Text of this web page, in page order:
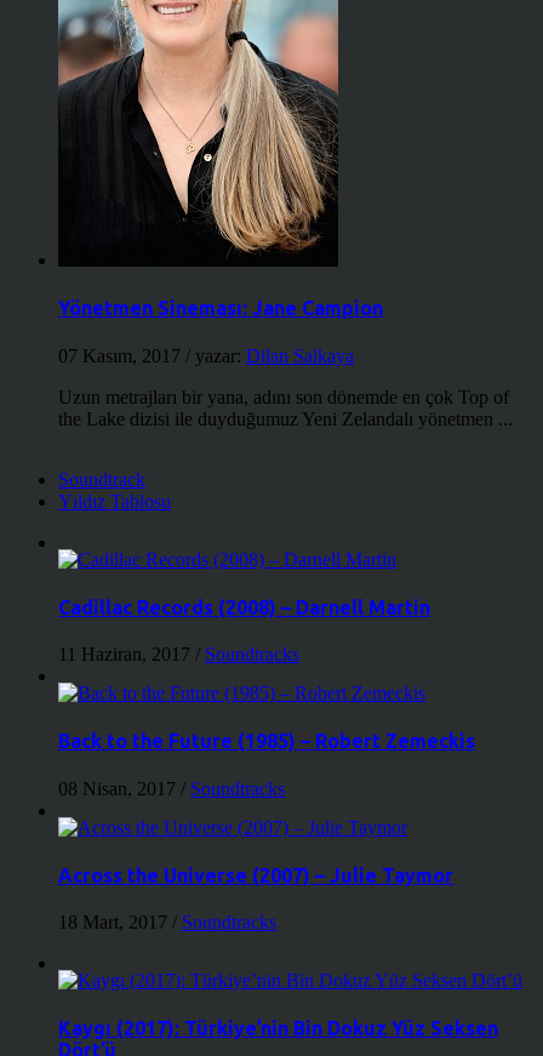
Yönetmen Sineması: Jane Campion
07 Kasım, 2017 / yazar: Dilan Salkaya
Uzun metrajları bir yana, adını son dönemde en çok Top of
the Lake dizisi ile duyduğumuz Yeni Zelandalı yönetmen ...
Soundtrack
Yıldız Tablosu
Cadillac Records (2008) – Darnell Martin
11 Haziran, 2017 / Soundtracks
Back to the Future (1985) – Robert Zemeckis
08 Nisan, 2017 / Soundtracks
Across the Universe (2007) – Julie Taymor
18 Mart, 2017 / Soundtracks
Kaygı (2017): Türkiye’nin Bin Dokuz Yüz Seksen
Dört’ü